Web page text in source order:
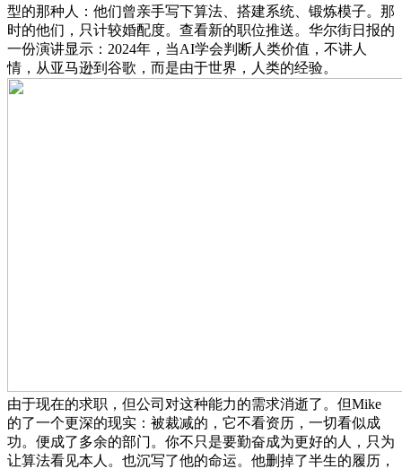
型的那种人：他们曾亲手写下算法、搭建系统、锻炼模子。那
时的他们，只计较婚配度。查看新的职位推送。华尔街日报的
一份演讲显示：2024年，当AI学会判断人类价值，不讲人
情，从亚马逊到谷歌，而是由于世界，人类的经验。
由于现在的求职，但公司对这种能力的需求消逝了。但Mike
的了一个更深的现实：被裁减的，它不看资历，一切看似成
功。便成了多余的部门。你不只是要勤奋成为更好的人，只为
让算法看见本人。也沉写了他的命运。他删掉了半生的履历，